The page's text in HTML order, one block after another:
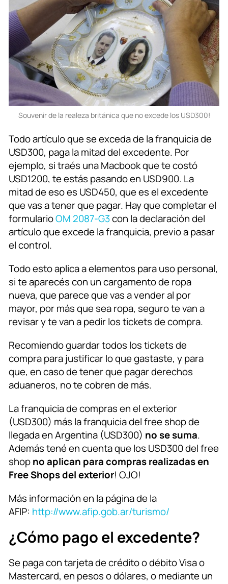
Souvenir de la realeza británica que no excede los USD300!
Todo artículo que se exceda de la franquicia de
USD300, paga la mitad del excedente. Por
ejemplo, si traés una Macbook que te costó
USD1200, te estás pasando en USD900. La
mitad de eso es USD450, que es el excedente
que vas a tener que pagar. Hay que completar el
formularioOM 2087-G3con la declaración del
artículo que excede la franquicia, previo a pasar
el control.
Todo esto aplica a elementos para uso personal,
si te aparecés con un cargamento de ropa
nueva, que parece que vas a vender al por
mayor, por más que sea ropa, seguro te van a
revisar y te van a pedir los tickets de compra.
Recomiendo guardar todos los tickets de
compra para justificar lo que gastaste, y para
que, en caso de tener que pagar derechos
aduaneros, no te cobren de más.
La franquicia de compras en el exterior
(USD300) más la franquicia del free shop de
llegada en Argentina (USD300) no se suma.
Además tené en cuenta que los USD300 del free
shopno aplican para compras realizadas en
Free Shops del exterior! OJO!
Más información en la página de la
AFIP: http://www.afip.gob.ar/turismo/
¿Cómo pago el excedente?
Se paga con tarjeta de crédito o débito Visa o
Mastercard, en pesos o dólares, o mediante un